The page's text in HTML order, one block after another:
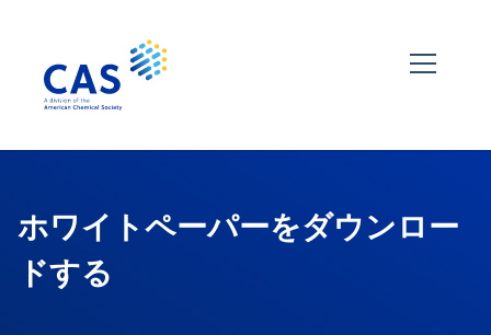
ホワイトペーパーをダウンロー
ドする